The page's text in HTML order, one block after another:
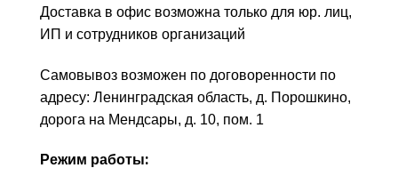
Доставка в офис возможна только для юр. лиц,
ИП и сотрудников организаций
Самовывоз возможен по договоренности по
адресу: Ленинградская область, д. Порошкино,
дорога на Мендсары, д. 10, пом. 1
Режим работы: